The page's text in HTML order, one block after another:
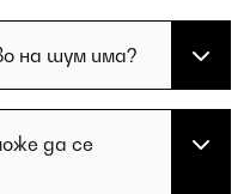
на шум има?
да се